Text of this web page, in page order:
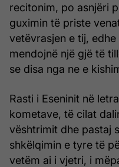
recitonim, po asnjëri
guximin të priste
vetëvrasjen e tij,
mendojnë një gjë të
se disa nga ne e
Rasti i Eseninit në
kometave, të cilat
vështrimit dhe pastaj
shkëlqimin e tyre të
vetëm ai i vjetri, i